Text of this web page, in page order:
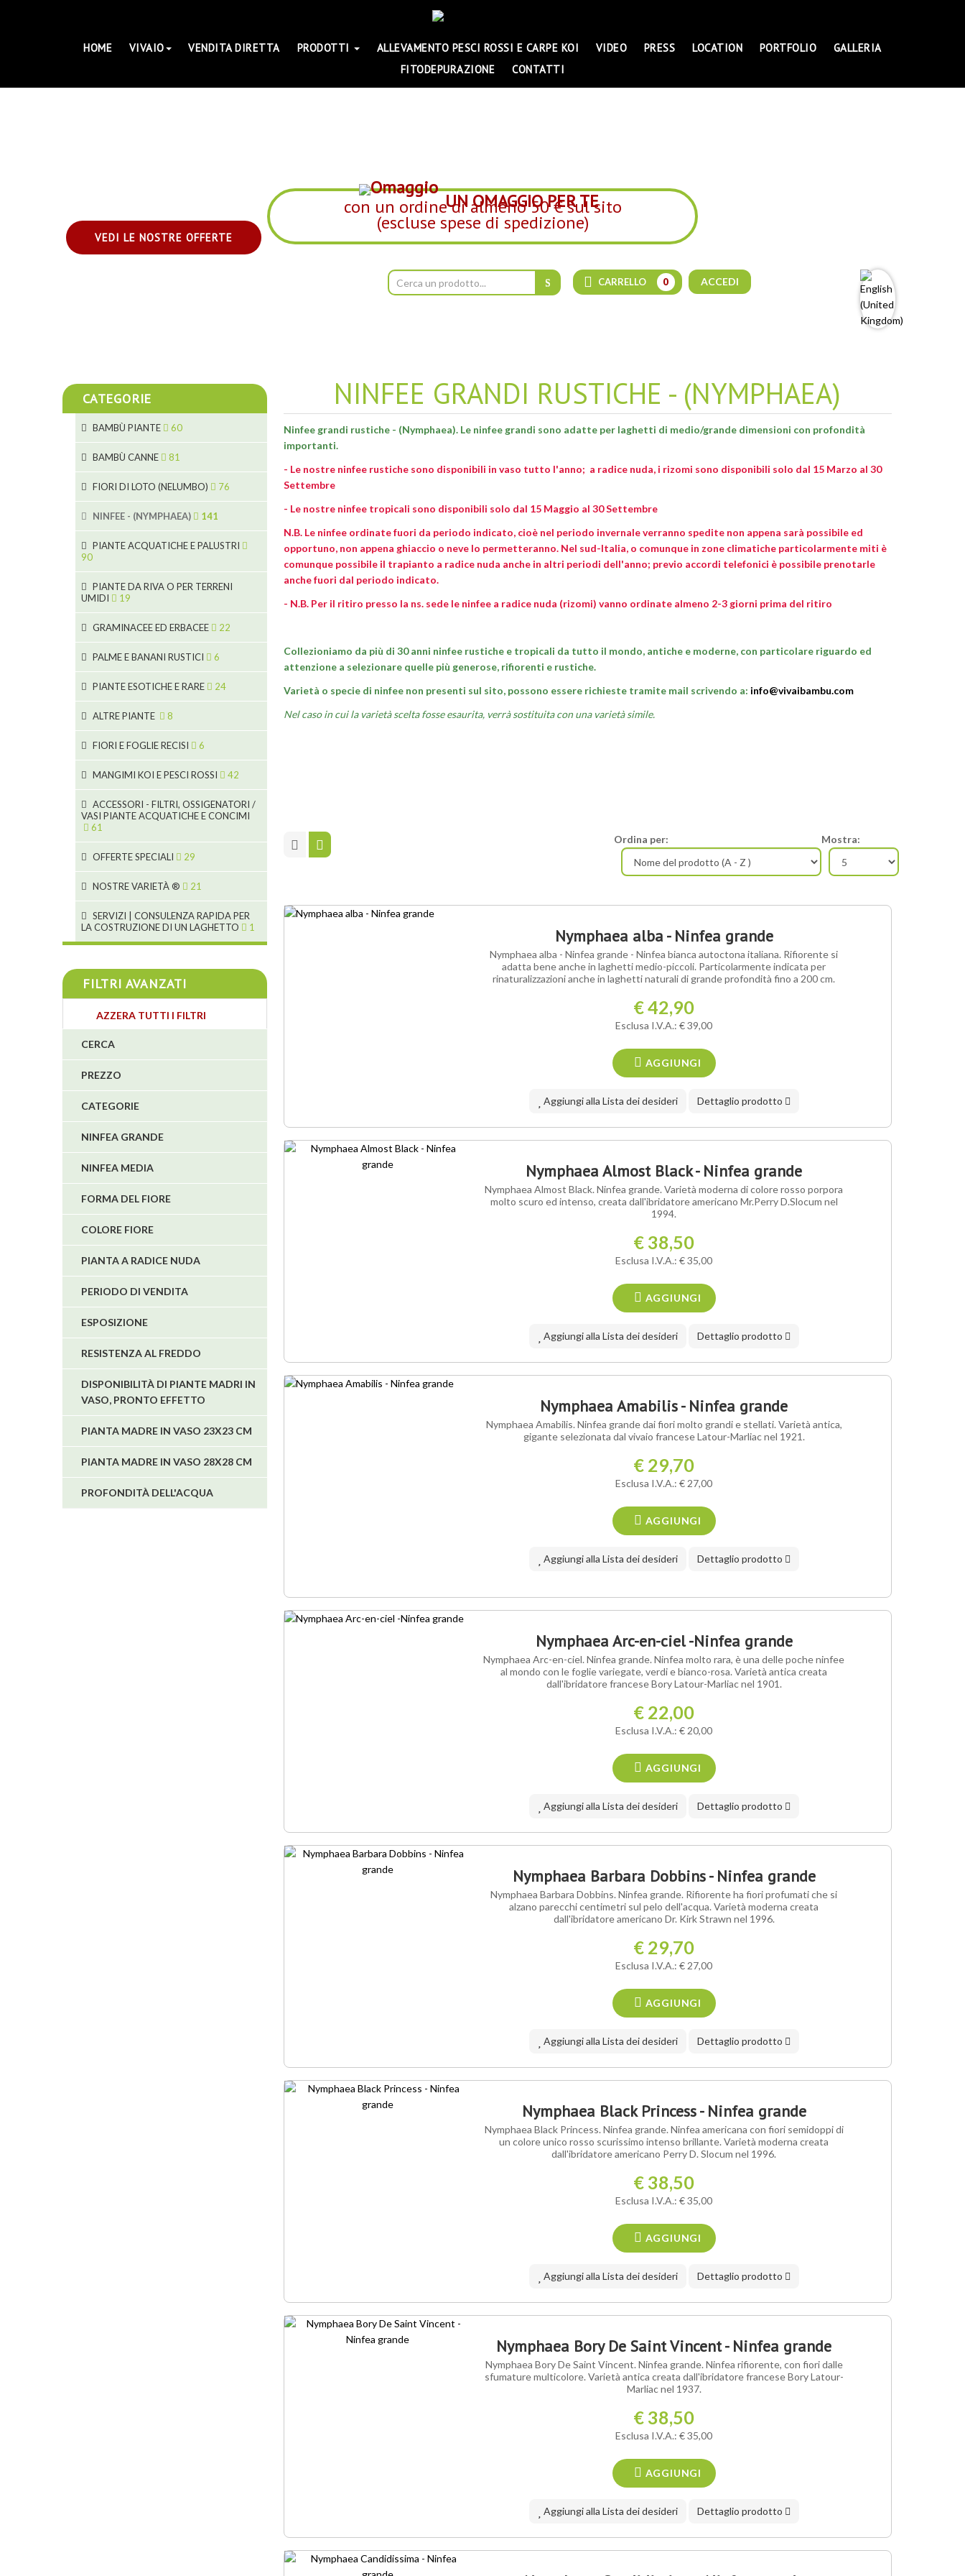
HOME VIVAIO VENDITA DIRETTA PRODOTTI ALLEVAMENTO PESCI ROSSI E CARPE KOI VIDEO PRESS LOCATION PORTFOLIO
GALLERIA
FITODEPURAZIONE
CONTATTI
UN OMAGGIO PER TE
con un ordine di almeno 50 € sul sito
(escluse spese di spedizione)
VEDI LE NOSTRE OFFERTE
CARRELLO 0 ACCEDI
NINFEE GRANDI RUSTICHE - (NYMPHAEA)
Ninfee grandi rustiche - (Nymphaea). Le ninfee grandi sono adatte per laghetti di medio/grande dimensioni con profondità
importanti.
- Le nostre ninfee rustiche sono disponibili in vaso tutto l'anno; a radice nuda, i rizomi sono disponibili solo dal 15 Marzo al 30
Settembre
- Le nostre ninfee tropicali sono disponibili solo dal 15 Maggio al 30 Settembre
N.B. Le ninfee ordinate fuori da periodo indicato, cioè nel periodo invernaleverranno spedite non appena sarà possibile ed
opportuno, non appena ghiaccio o neve lo permetteranno. Nel sud-Italia, o comunque in zone climatiche particolarmente miti è
comunque possibile il trapianto a radice nuda anche in altri periodi dell'anno; previo accordi telefonici è possibile prenotarle
anche fuori dal periodo indicato.
- N.B. Per il ritiro presso la ns. sede le ninfee a radice nuda (rizomi) vanno ordinate almeno 2-3 giorni prima del ritiro
Collezioniamo da più di 30 anni ninfee rustiche e tropicali da tutto il mondo, antiche e moderne, con particolare riguardo ed
attenzione a selezionare quelle più generose, rifiorenti e rustiche.
Varietà o specie di ninfee non presenti sul sito, possono essere richieste tramite mail scrivendo a: info@vivaibambu.com
Nel caso in cui la varietà scelta fosse esaurita, verrà sostituita con una varietà simile.
Mostra:
Ordina per:
Nymphaea alba - Ninfea grande
Nymphaea alba - Ninfea grande - Ninfea bianca autoctona italiana. Rifiorente si
adatta bene anche in laghetti medio-piccoli. Particolarmente indicata per
rinaturalizzazioni anche in laghetti naturali di grande profondità fino a 200 cm.
€ 42,90
Esclusa I.V.A.: € 39,00
AGGIUNGI
Aggiungi alla Lista dei desideri Dettaglio prodotto
Nymphaea Almost Black - Ninfea grande
Nymphaea Almost Black. Ninfea grande. Varietà moderna di colore rosso porpora
molto scuro ed intenso, creata dall'ibridatore americano Mr.Perry D.Slocum nel
1994.
€ 38,50
Esclusa I.V.A.: € 35,00
AGGIUNGI
Aggiungi alla Lista dei desideri Dettaglio prodotto
Nymphaea Amabilis - Ninfea grande
Nymphaea Amabilis. Ninfea grande dai fiori molto grandi e stellati. Varietà antica,
gigante selezionata dal vivaio francese Latour-Marliac nel 1921.
€ 29,70
Esclusa I.V.A.: € 27,00
AGGIUNGI
Aggiungi alla Lista dei desideri Dettaglio prodotto
Nymphaea Arc-en-ciel -Ninfea grande
Nymphaea Arc-en-ciel. Ninfea grande. Ninfea molto rara, è una delle poche ninfee
al mondo con le foglie variegate, verdi e bianco-rosa. Varietà antica creata
dall'ibridatore francese Bory Latour-Marliac nel 1901.
€ 22,00
Esclusa I.V.A.: € 20,00
AGGIUNGI
Aggiungi alla Lista dei desideri Dettaglio prodotto
Nymphaea Barbara Dobbins - Ninfea grande
Nymphaea Barbara Dobbins. Ninfea grande. Rifiorente ha fiori profumati che si
alzano parecchi centimetri sul pelo dell'acqua. Varietà moderna creata
dall'ibridatore americano Dr. Kirk Strawn nel 1996.
€ 29,70
Esclusa I.V.A.: € 27,00
AGGIUNGI
Aggiungi alla Lista dei desideri Dettaglio prodotto
Nymphaea Black Princess - Ninfea grande
Nymphaea Black Princess. Ninfea grande. Ninfea americana con fiori semidoppi di
un colore unico rosso scurissimo intenso brillante. Varietà moderna creata
dall'ibridatore americano Perry D. Slocum nel 1996.
€ 38,50
Esclusa I.V.A.: € 35,00
AGGIUNGI
Aggiungi alla Lista dei desideri Dettaglio prodotto
Nymphaea Bory De Saint Vincent - Ninfea grande
Nymphaea Bory De Saint Vincent. Ninfea grande. Ninfea rifiorente, con fiori dalle
sfumature multicolore. Varietà antica creata dall'ibridatore francese Bory Latour-
Marliac nel 1937.
€ 38,50
Esclusa I.V.A.: € 35,00
AGGIUNGI
Aggiungi alla Lista dei desideri Dettaglio prodotto
CATEGORIE
BAMBÙ PIANTE 60
5
11
6
6
BAMBÙ CANNE 81
5
5
6
5
11
5
3
2
2
FIORI DI LOTO (NELUMBO) 76
NINFEE - (NYMPHAEA) 141
24
46
53
5
9
2
PIANTE ACQUATICHE E PALUSTRI
90
8
9
7
PIANTE DA RIVA O PER TERRENI
UMIDI
19
15
GRAMINACEE ED ERBACEE 22
10
PALME E BANANI RUSTICI 6
3
PIANTE ESOTICHE E RARE 24
ALTRE PIANTE 8
FIORI E FOGLIE RECISI 6
2
1
2
MANGIMI KOI E PESCI ROSSI 42
28
1
ACCESSORI - FILTRI, OSSIGENATORI /
VASI PIANTE ACQUATICHE E CONCIMI
61
18
4
4
5
1
OFFERTE SPECIALI 29
NOSTRE VARIETÀ ® 21
SERVIZI | CONSULENZA RAPIDA PER
LA COSTRUZIONE DI UN LAGHETTO
1
FILTRI AVANZATI
AZZERA TUTTI I FILTRI
CERCA
PREZZO
CATEGORIE
NINFEA GRANDE
NINFEA MEDIA
FORMA DEL FIORE
COLORE FIORE
PIANTA A RADICE NUDA
PERIODO DI VENDITA
ESPOSIZIONE
RESISTENZA AL FREDDO
DISPONIBILITÀ DI PIANTE MADRI IN
VASO, PRONTO EFFETTO
PIANTA MADRE IN VASO 23X23 CM
PIANTA MADRE IN VASO 28X28 CM
PROFONDITÀ DELL'ACQUA